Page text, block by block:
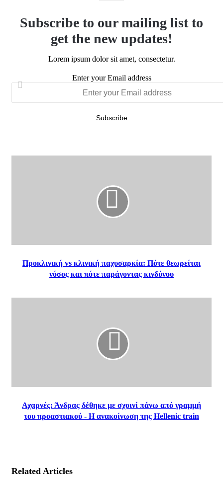
Subscribe to our mailing list to
get the new updates!
Lorem ipsum dolor sit amet, consectetur.
Enter your Email address
Προκλινική vs κλινική παχυσαρκία: Πότε θεωρείται
νόσος και πότε παράγοντας κινδύνου
Αχαρνές: Άνδρας δέθηκε με σχοινί πάνω από γραμμή
του προαστιακού - Η ανακοίνωση της Hellenic train
Related Articles